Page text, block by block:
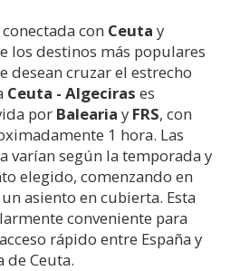
con Ceuta y
los destinos más populares
desean cruzar el estrecho
Ceuta - Algeciras es
por Balearia y FRS, con
1 hora. Las
varían según la temporada y
elegido, comenzando en
asiento en cubierta. Esta
conveniente para
rápido entre España y
Ceuta.